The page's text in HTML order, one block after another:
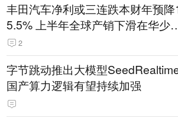
丰田汽车净利或三连跌本财年预降
5.5% 上半年全球产销下滑在华少
14.3万辆
2
字节跳动推出大模型
国产算力逻辑有望持续加强